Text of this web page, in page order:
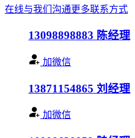
在线与我们沟通更多联系方式
13098898883 陈经理
加微信
13871154865 刘经理
加微信